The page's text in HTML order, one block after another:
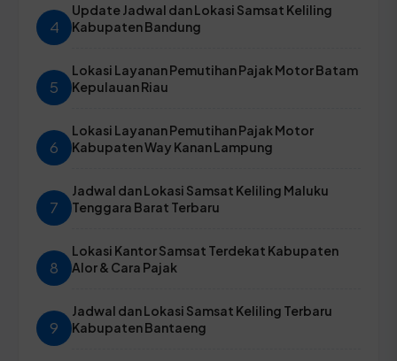
4
Update Jadwal dan Lokasi Samsat Keliling
Kabupaten Bandung
5
Lokasi Layanan Pemutihan Pajak Motor Batam
Kepulauan Riau
6
Lokasi Layanan Pemutihan Pajak Motor
Kabupaten Way Kanan Lampung
7
Jadwal dan Lokasi Samsat Keliling Maluku
Tenggara Barat Terbaru
8
Lokasi Kantor Samsat Terdekat Kabupaten
Alor & Cara Pajak
9
Jadwal dan Lokasi Samsat Keliling Terbaru
Kabupaten Bantaeng